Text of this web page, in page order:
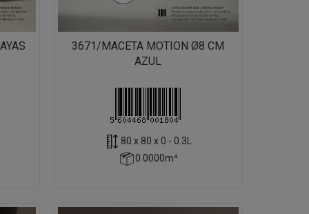
3671/MACETA MOTION Ø8 CM
AZUL
80 x 80 x 0 - 0.3L
0.0000m³